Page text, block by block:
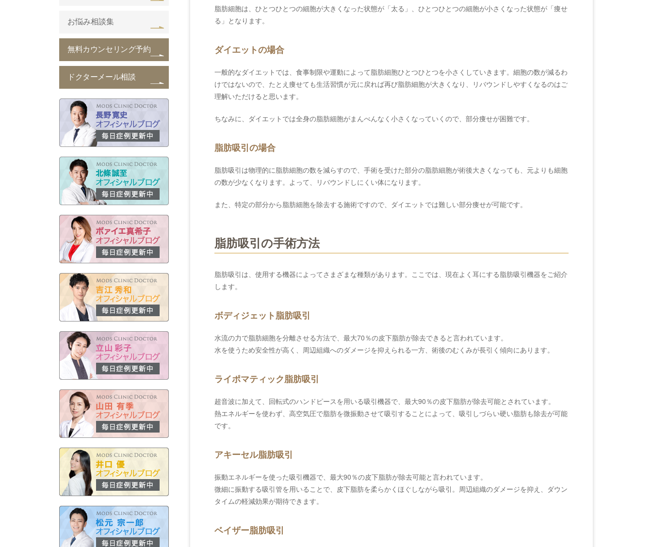
脂肪細胞は、ひとつひとつの細胞が大きくなった状態が「太る」、ひとつひとつの細胞が小さくなった状態が「痩せ
る」となります。
ダイエットの場合
一般的なダイエットでは、食事制限や運動によって脂肪細胞ひとつひとつを小さくしていきます。細胞の数が減るわ
けではないので、たとえ痩せても生活習慣が元に戻れば再び脂肪細胞が大きくなり、リバウンドしやすくなるのはご
理解いただけると思います。
ちなみに、ダイエットでは全身の脂肪細胞がまんべんなく小さくなっていくので、部分痩せが困難です。
脂肪吸引の場合
脂肪吸引は物理的に脂肪細胞の数を減らすので、手術を受けた部分の脂肪細胞が術後大きくなっても、元よりも細胞
の数が少なくなります。よって、リバウンドしにくい体になります。
また、特定の部分から脂肪細胞を除去する施術ですので、ダイエットでは難しい部分痩せが可能です。
脂肪吸引の手術方法
脂肪吸引は、使用する機器によってさまざまな種類があります。ここでは、現在よく耳にする脂肪吸引機器をご紹介
します。
ボディジェット脂肪吸引
水流の力で脂肪細胞を分離させる方法で、最大70％の皮下脂肪が除去できると言われています。
水を使うため安全性が高く、周辺組織へのダメージを抑えられる一方、術後のむくみが長引く傾向にあります。
ライポマティック脂肪吸引
超音波に加えて、回転式のハンドピースを用いる吸引機器で、最大90％の皮下脂肪が除去可能とされています。
熱エネルギーを使わず、高空気圧で脂肪を微振動させて吸引することによって、吸引しづらい硬い脂肪も除去が可能
です。
アキーセル脂肪吸引
振動エネルギーを使った吸引機器で、最大90％の皮下脂肪が除去可能と言われています。
微細に振動する吸引管を用いることで、皮下脂肪を柔らかくほぐしながら吸引。周辺組織のダメージを抑え、ダウン
タイムの軽減効果が期待できます。
ベイザー脂肪吸引
お悩み相談集
無料カウンセリング予約
ドクターメール相談